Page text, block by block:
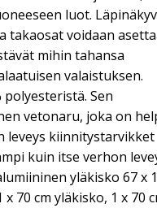
luot.
takaosat voidaan
mihin tahansa
valaistuksen.
Sen
vetonaru, joka on
leveys kiinnitystarvikket
kuin itse verhon
yläkisko 67 x
70 cm yläkisko, 1 x 70